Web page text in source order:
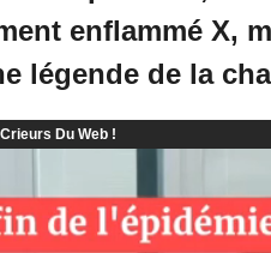
enflammé X,
légende de la